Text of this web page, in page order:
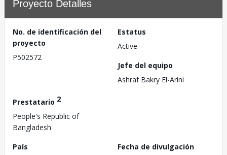
Proyecto Detalles
No. de identificación del
proyecto
P502572
Estatus
Active
Jefe del equipo
Ashraf Bakry El-Arini
Prestatario 2
People's Republic of
Bangladesh
País
Fecha de divulgación